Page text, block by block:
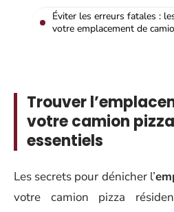
Éviter les erreurs fatales :
votre emplacement de
Trouver
votre camion
essentiels
Les secrets pour dénicher l’
votre camion pizza